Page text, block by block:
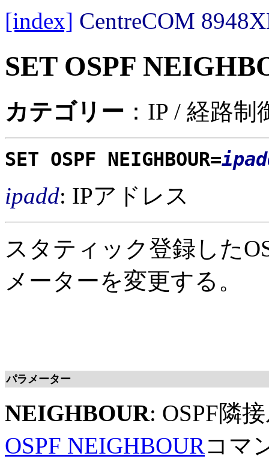
[index] CentreCOM
SET OSPF
カテゴリー ：IP / 経路制
SET OSPF NEIGHBOUR=
ipadd: IPアドレス
スタティック登録した
メーターを変更する。
パラメーター
NEIGHBOUR: OSPF隣
OSPF NEIGHBOURコマ